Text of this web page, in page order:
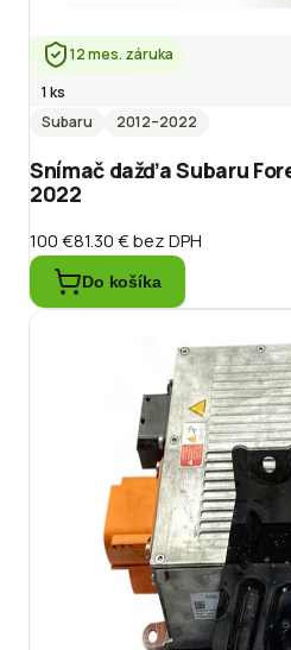
12 mes. záruka
1 ks
Subaru
2012–2022
Snímač dažďa Subaru
2022
100 €81.30 €bez DPH
Do košíka